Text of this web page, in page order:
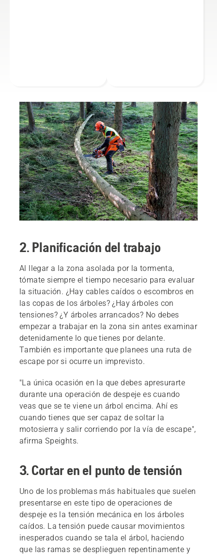
2. Planificación del trabajo
Al llegar a la zona asolada por la tormenta,
tómate siempre el tiempo necesario para evaluar
la situación. ¿Hay cables caídos o escombros en
las copas de los árboles? ¿Hay árboles con
tensiones? ¿Y árboles arrancados? No debes
empezar a trabajar en la zona sin antes examinar
detenidamente lo que tienes por delante.
También es importante que planees una ruta de
escape por si ocurre un imprevisto.
"La única ocasión en la que debes apresurarte
durante una operación de despeje es cuando
veas que se te viene un árbol encima. Ahí es
cuando tienes que ser capaz de soltar la
motosierra y salir corriendo por la vía de escape",
afirma Speights.
3. Cortar en el punto de tensión
Uno de los problemas más habituales que suelen
presentarse en este tipo de operaciones de
despeje es la tensión mecánica en los árboles
caídos. La tensión puede causar movimientos
inesperados cuando se tala el árbol, haciendo
que las ramas se desplieguen repentinamente y